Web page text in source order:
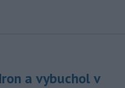
a vybuchol v